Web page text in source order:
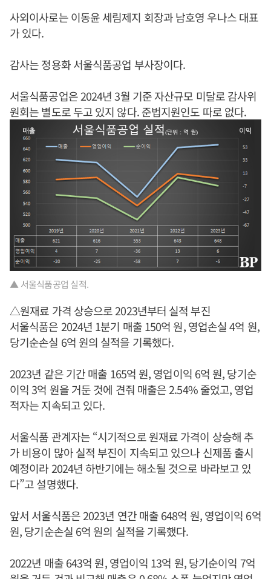
사외이사로는 이동윤 세림제지 회장과 남호영 우나스 대표
가 있다.
감사는 정용화 서울식품공업 부사장이다.
서울식품공업은 2024년 3월 기준 자산규모 미달로 감사위
원회는 별도로 두고 있지 않다. 준법지원인도 따로 없다.
▲ 서울식품공업 실적.
△원재료 가격 상승으로 2023년부터 실적 부진
서울식품은 2024년 1분기 매출 150억 원, 영업손실 4억 원,
당기순손실 6억 원의 실적을 기록했다.
2023년 같은 기간 매출 165억 원, 영업이익 6억 원, 당기순
이익 3억 원을 거둔 것에 견줘 매출은 2.54% 줄었고, 영업
적자는 지속되고 있다.
서울식품 관계자는 “시기적으로 원재료 가격이 상승해 추
가 비용이 많아 실적 부진이 지속되고 있으나 신제품 출시
예정이라 2024년 하반기에는 해소될 것으로 바라보고 있
다”고 설명했다.
앞서 서울식품은 2023년 연간 매출 648억 원, 영업이익 6억
원, 당기순손실 6억 원의 실적을 기록했다.
2022년 매출 643억 원, 영업이익 13억 원, 당기순이익 7억